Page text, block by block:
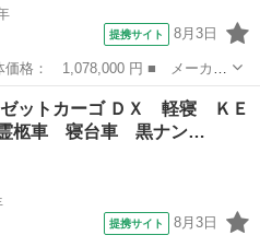
提携サイト 8月3日
キャンバス ■ グレード名：
Ｉ 禁煙車／ＳＡ２／両側電動／
ゼットカーゴ ＤＸ 軽寝 ＫＥ
柩車 寝台車 黒ナン…
提携サイト 8月3日